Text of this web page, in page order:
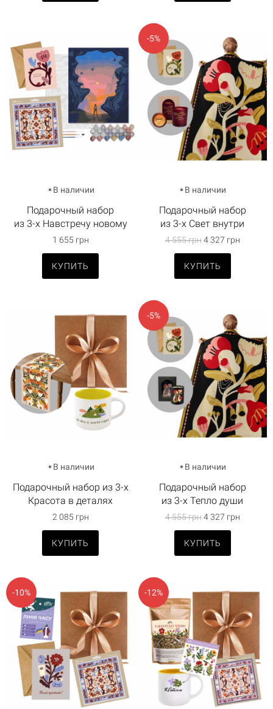
В наличии
Подарочный набор
из 3-х Навстречу новому
1 655 грн
КУПИТЬ
-5%
В наличии
Подарочный набор
из 3-х Свет внутри
4 555 грн4 327 грн
КУПИТЬ
В наличии
Подарочный набор из 3-х
Красота в деталях
2 085 грн
КУПИТЬ
-5%
В наличии
Подарочный набор
из 3-х Тепло души
4 555 грн4 327 грн
КУПИТЬ
-10% -12%